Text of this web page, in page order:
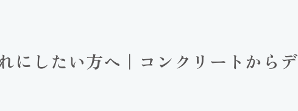
にしたい方へ｜コンクリートから